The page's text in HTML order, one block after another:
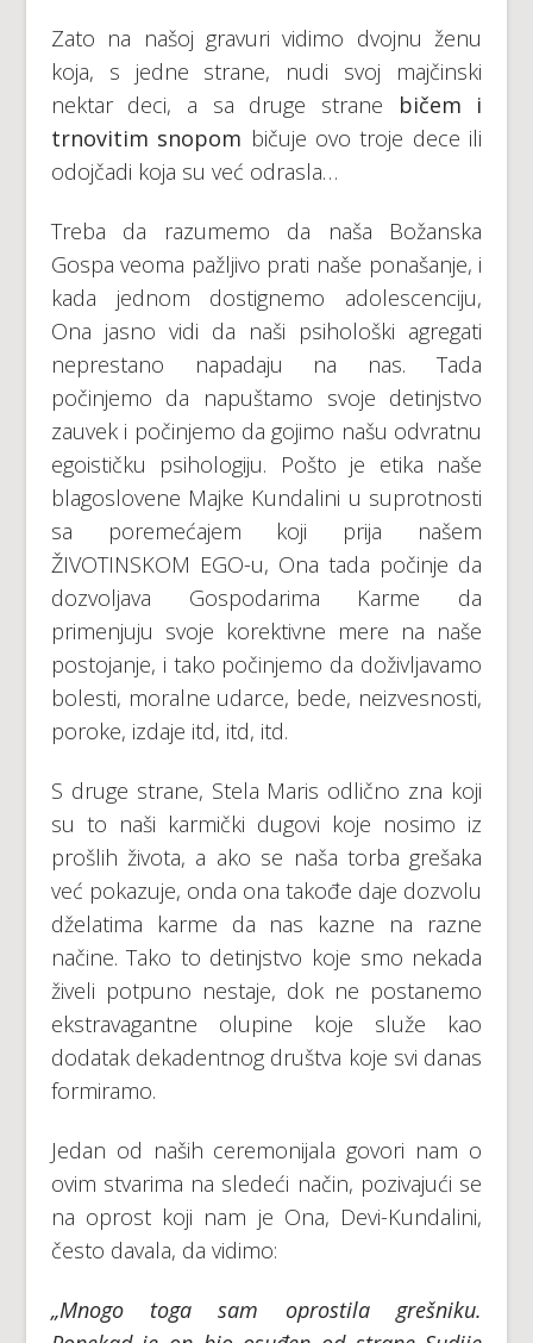
Zato na našoj gravuri vidimo dvojnu ženu
koja, s jedne strane, nudi svoj majčinski
nektar deci, a sa druge strane bičem i
trnovitim snopom bičuje ovo troje dece ili
odojčadi koja su već odrasla…
Treba da razumemo da naša Božanska
Gospa veoma pažljivo prati naše ponašanje, i
kada jednom dostignemo adolescenciju,
Ona jasno vidi da naši psihološki agregati
neprestano napadaju na nas. Tada
počinjemo da napuštamo svoje detinjstvo
zauvek i počinjemo da gojimo našu odvratnu
egoističku psihologiju. Pošto je etika naše
blagoslovene Majke Kundalini u suprotnosti
sa poremećajem koji prija našem
ŽIVOTINSKOM EGO-u, Ona tada počinje da
dozvoljava Gospodarima Karme da
primenjuju svoje korektivne mere na naše
postojanje, i tako počinjemo da doživljavamo
bolesti, moralne udarce, bede, neizvesnosti,
poroke, izdaje itd, itd, itd.
S druge strane, Stela Maris odlično zna koji
su to naši karmički dugovi koje nosimo iz
prošlih života, a ako se naša torba grešaka
već pokazuje, onda ona takođe daje dozvolu
dželatima karme da nas kazne na razne
načine. Tako to detinjstvo koje smo nekada
živeli potpuno nestaje, dok ne postanemo
ekstravagantne olupine koje služe kao
dodatak dekadentnog društva koje svi danas
formiramo.
Jedan od naših ceremonijala govori nam o
ovim stvarima na sledeći način, pozivajući se
na oprost koji nam je Ona, Devi-Kundalini,
često davala, da vidimo:
„Mnogo toga sam oprostila grešniku.